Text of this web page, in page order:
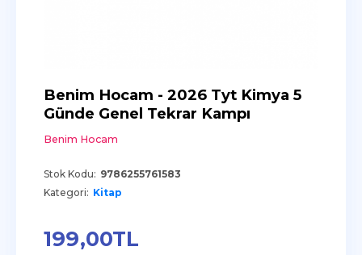
Benim Hocam - 2026 Tyt Kimya 5
Günde Genel Tekrar Kampı
Benim Hocam
Stok Kodu: 9786255761583
Kategori: Kitap
199,00TL